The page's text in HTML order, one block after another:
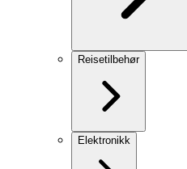
Reisetilbehør
Elektronikk